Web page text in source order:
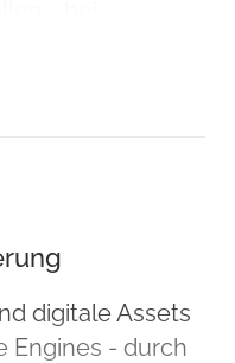
- bei
digitale Assets
Engines - durch